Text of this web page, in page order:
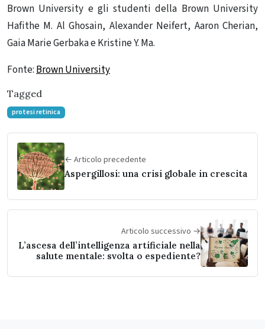
Brown University e gli studenti della Brown University
Hafithe M. Al Ghosain, Alexander Neifert, Aaron Cherian,
Gaia Marie Gerbaka e Kristine Y. Ma.
Fonte:Brown University
Tagged
protesi retinica
← Articolo precedente
Aspergillosi: una crisi globale in crescita
Articolo successivo →
L’ascesa dell’intelligenza artificiale nella
salute mentale: svolta o espediente?